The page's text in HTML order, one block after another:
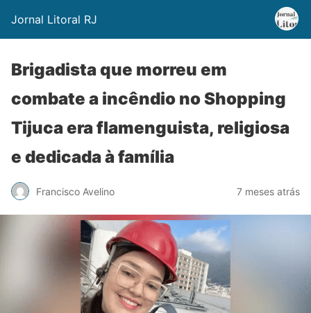
Jornal Litoral RJ
Brigadista que morreu em
combate a incêndio no Shopping
Tijuca era flamenguista, religiosa
e dedicada à família
Francisco Avelino 7 meses atrás